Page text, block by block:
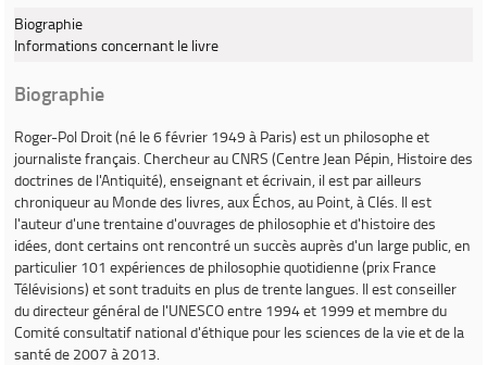
Biographie
Informations concernant le livre
Biographie
Roger-Pol Droit(né le 6 février 1949 à Paris) est un philosophe et
journaliste français. Chercheur au CNRS (Centre Jean Pépin, Histoire des
doctrines de l'Antiquité), enseignant et écrivain, il est par ailleurs
chroniqueur au Monde des livres, aux Échos, au Point, àClés. Il est
l'auteur d'une trentaine d'ouvrages de philosophie et d'histoire des
idées, dont certains ont rencontré un succès auprès d'un large public, en
particulier 101 expériences de philosophie quotidienne(prix France
Télévisions) et sont traduits en plus de trente langues. Il est conseiller
du directeur général de l'UNESCO entre 1994 et 1999 et membre du
Comité consultatif national d'éthique pour les sciences de la vie et de la
santé de 2007 à 2013.